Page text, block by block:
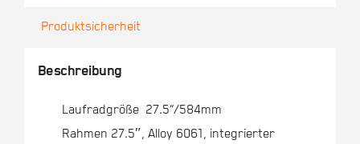
Produktsicherheit
Beschreibung
Laufradgröße 27.5“/584mm
Rahmen 27.5″, Alloy 6061, integrierter